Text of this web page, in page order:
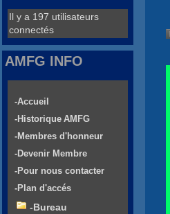
Il y a 197 utilisateurs
connectés
AMFG INFO
-Accueil
-Historique AMFG
-Membres d'honneur
-Devenir Membre
-Pour nous contacter
-Plan d'accés
-Bureau